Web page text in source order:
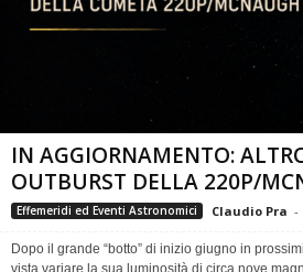
IN AGGIORNAMENTO:
OUTBURST DELLA 220P/
Effemeridi ed Eventi Astronomici Claudio Pra -
Dopo il grande “botto” di inizio giugno in